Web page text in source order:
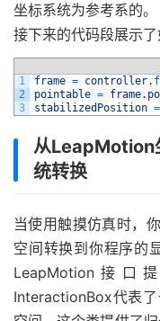
坐标系统为参考系的。
接下来的代码段展示了
1
2
3
frame = controller.
pointable = frame.
stabilizedPosition =
从LeapMotion
统转换
当使用触摸仿真时，
空间转换到你程序的
LeapMotion接口
InteractionBox代表